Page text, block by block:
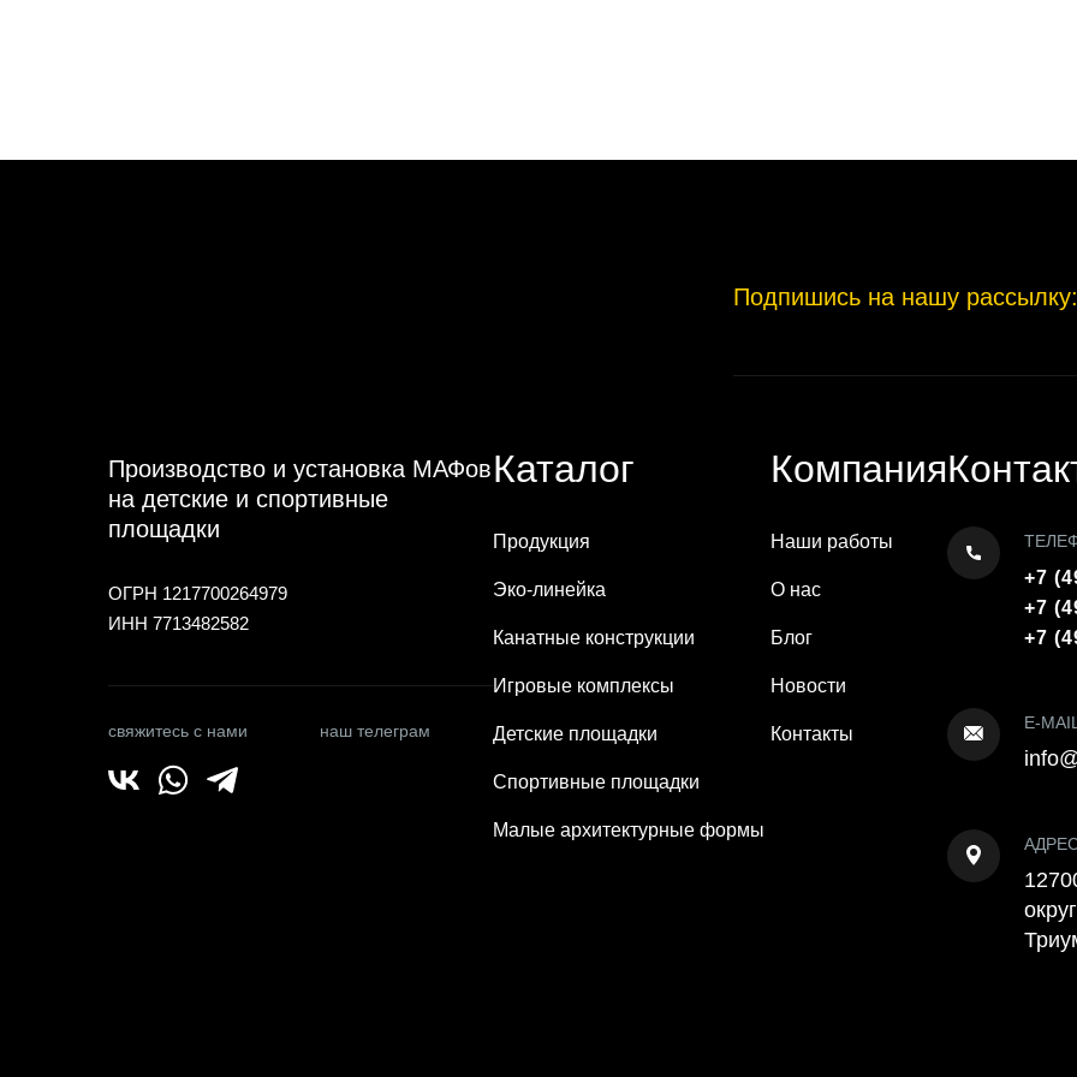
Подпишись на нашу рассылку:
Производство и установка МАФов
на детские и спортивные
площадки
ОГРН 1217700264979
ИНН 7713482582
свяжитесь с нами наш телеграм
Каталог
Продукция
Эко-линейка
Канатные конструкции
Игровые комплексы
Детские площадки
Спортивные площадки
Малые архитектурные формы
Компания
Наши работы
О нас
Блог
Новости
Контакты
+7
+7
+7
E-